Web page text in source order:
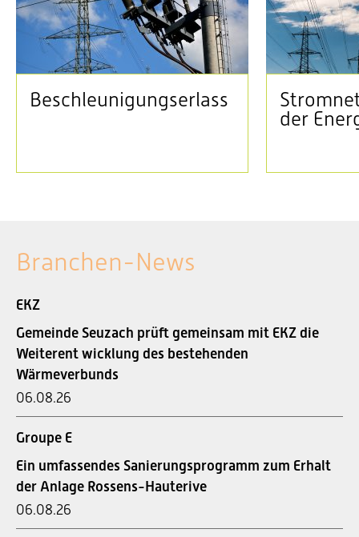
Beschleunigungserlass
der
Branchen-News
EKZ
Gemeinde Seuzach prüft gemeinsam mit EKZ die
Weiterent wicklung des bestehenden
Wärmeverbunds
06.08.26
Groupe E
Ein umfassendes Sanierungsprogramm zum Erhalt
der Anlage Rossens-Hauterive
06.08.26